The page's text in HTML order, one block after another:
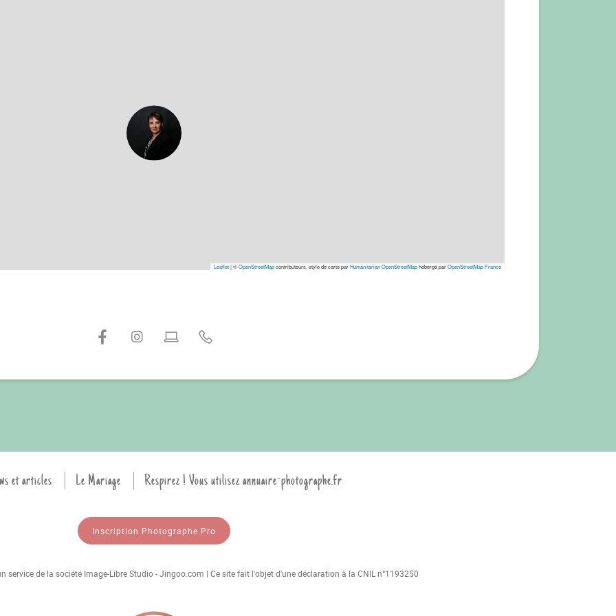
Leaflet|©OpenStreetMapcontributeurs, style de carte parHumanitarian OpenStreetMaphébergé parOpenStreetMap France
et articles Le Mariage Respirez ! Vous utilisez annuaire-photographe.fr
Inscription Photographe Pro
service de la société Image-Libre Studio - Jingoo.com | Ce site fait l'objet d'une déclaration à la CNIL n°1193250